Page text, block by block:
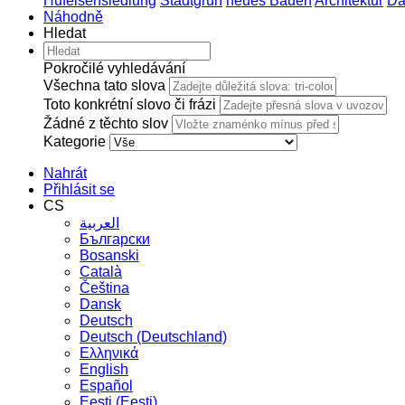
Náhodně
Hledat
Pokročilé vyhledávání
Všechna tato slova
Toto konkrétní slovo či frázi
Žádné z těchto slov
Kategorie
Nahrát
Přihlásit se
CS
العربية
Български
Bosanski
Сatalà
Čeština
Dansk
Deutsch
Deutsch (Deutschland)
Ελληνικά
English
Español
Eesti (Eesti)